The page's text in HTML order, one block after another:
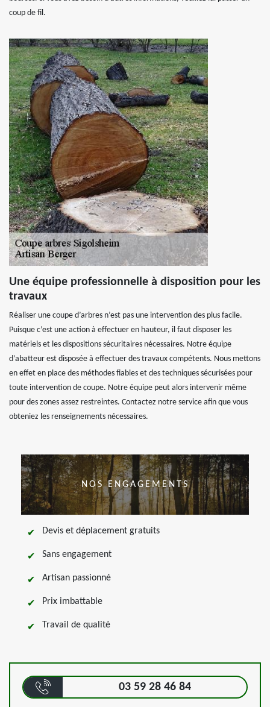
coup de fil.
Une équipe professionnelle à disposition pour les
travaux
Réaliser une coupe d’arbres n’est pas une intervention des plus facile.
Puisque c’est une action à effectuer en hauteur, il faut disposer les
matériels et les dispositions sécuritaires nécessaires. Notre équipe
d’abatteur est disposée à effectuer des travaux compétents. Nous mettons
en effet en place des méthodes fiables et des techniques sécurisées pour
toute intervention de coupe. Notre équipe peut alors intervenir même
pour des zones assez restreintes. Contactez notre service afin que vous
obteniez les renseignements nécessaires.
NOS ENGAGEMENTS
Devis et déplacement gratuits
Sans engagement
Artisan passionné
Prix imbattable
Travail de qualité
03 59 28 46 84